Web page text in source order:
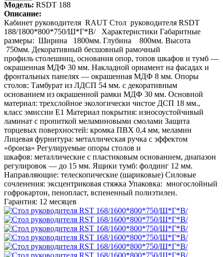
Модель: RSDT 188
Описание:
Кабинет руководителя RAUT Стол руководителя RSDT
188/1800*800*750/Ш*Г*В/ Характеристики Габаритные
размеры: Ширина 1800мм. Глубина 800мм. Высота
750мм. Декоративный бесшовный рамочный
профиль столешниц, основания опор, топов шкафов и тумб —
окрашенная МДФ 30 мм. Накладной орнамент на фасадах и
фронтальных панелях — окрашенная МДФ 8 мм. Опоры
столов: Тамбурат из ЛДСП 54 мм. с декоративным
основанием из окрашенной рамки МДФ 30 мм. Основной
материал: трехслойное экологически чистое ДСП 18 мм.,
класс эмиссии Е1 Материал покрытия: износоустойчивый
ламинат с пропиткой меламиновыми смолами Защита
торцевых поверхностей: кромка ПВХ 0,4 мм, меламин
Лицевая фурнитура: металлическая ручка с эффектом
«бронза» Регулируемые опоры столов и
шкафов: металлические с пластиковым основанием, диапазон
регулировок — до 15 мм. Ящики тумб: фолдинг 12 мм.
Направляющие: телескопические (шариковые) Силовые
сочленения: эксцентриковая стяжка Упаковка: многослойный
гофрокартон, пенопласт, вспененный полиэтилен.
Гарантия: 12 месяцев